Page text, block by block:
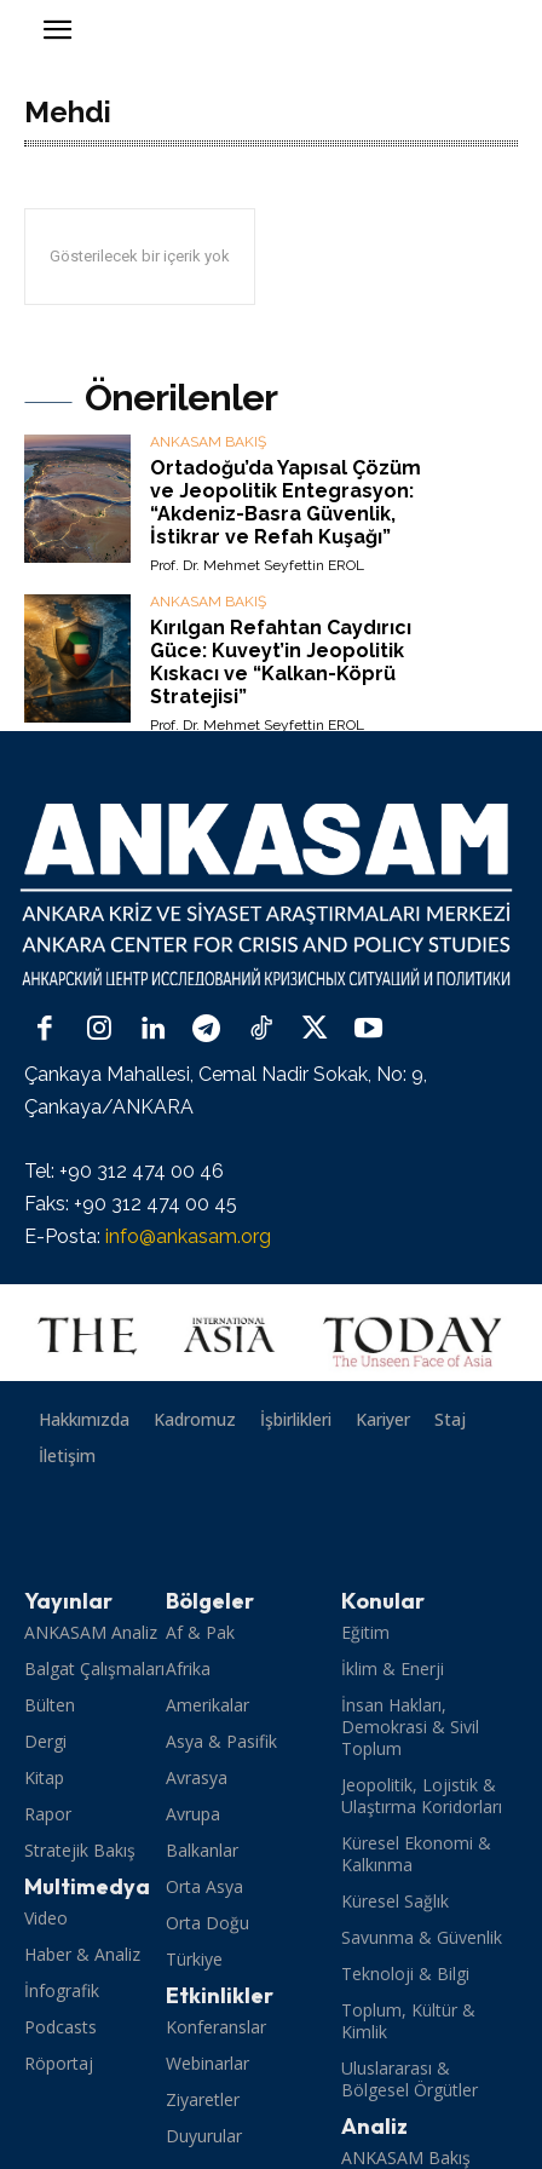
Mehdi
Gösterilecek bir içerik yok
Önerilenler
ANKASAM BAKIŞ
Ortadoğu’da Yapısal Çözüm
ve Jeopolitik Entegrasyon:
“Akdeniz-Basra Güvenlik,
İstikrar ve Refah Kuşağı”
Prof. Dr. Mehmet Seyfettin EROL
ANKASAM BAKIŞ
Kırılgan Refahtan Caydırıcı
Güce: Kuveyt’in Jeopolitik
Kıskacı ve “Kalkan-Köprü
Stratejisi”
Prof. Dr. Mehmet Seyfettin EROL
Çankaya Mahallesi, Cemal Nadir Sokak, No: 9,
Çankaya/ANKARA
Tel: +90 312 474 00 46
Faks: +90 312 474 00 45
E-Posta: info@ankasam.org
Hakkımızda Kadromuz İşbirlikleri Kariyer
Staj
İletişim
Yayınlar
ANKASAM Analiz
Balgat Çalışmaları
Bülten
Dergi
Kitap
Rapor
Stratejik Bakış
Multimedya
Video
Haber & Analiz
İnfografik
Podcasts
Röportaj
Bölgeler
Af & Pak
Afrika
Amerikalar
Asya & Pasifik
Avrasya
Avrupa
Balkanlar
Orta Asya
Orta Doğu
Türkiye
Etkinlikler
Konferanslar
Webinarlar
Ziyaretler
Duyurular
Konular
Eğitim
İklim & Enerji
İnsan Hakları,
Demokrasi & Sivil
Toplum
Jeopolitik, Lojistik &
Ulaştırma Koridorları
Küresel Ekonomi &
Kalkınma
Küresel Sağlık
Savunma & Güvenlik
Teknoloji & Bilgi
Toplum, Kültür &
Kimlik
Uluslararası &
Bölgesel Örgütler
Analiz
ANKASAM Bakış